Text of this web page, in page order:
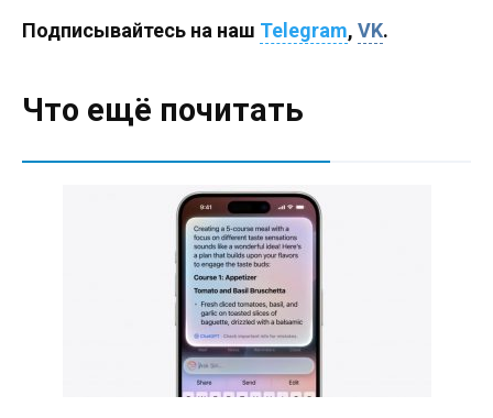
Подписывайтесь на наш Telegram, VK.
Что ещё почитать